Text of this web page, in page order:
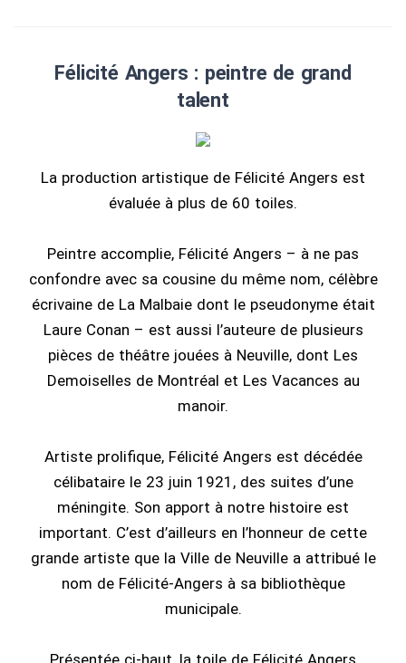
Félicité Angers : peintre de grand
talent
La production artistique de Félicité Angers est
évaluée à plus de 60 toiles.
Peintre accomplie, Félicité Angers – à ne pas
confondre avec sa cousine du même nom, célèbre
écrivaine de La Malbaie dont le pseudonyme était
Laure Conan – est aussi l’auteure de plusieurs
pièces de théâtre jouées à Neuville, dont Les
Demoiselles de Montréal et Les Vacances au
manoir.
Artiste prolifique, Félicité Angers est décédée
célibataire le 23 juin 1921, des suites d’une
méningite. Son apport à notre histoire est
important. C’est d’ailleurs en l’honneur de cette
grande artiste que la Ville de Neuville a attribué le
nom de Félicité-Angers à sa bibliothèque
municipale.
Présentée ci-haut, la toile de Félicité Angers